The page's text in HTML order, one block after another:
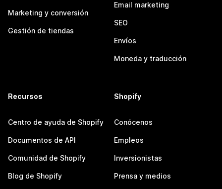
Marketing y conversión
Gestión de tiendas
Email marketing
SEO
Envíos
Moneda y traducción
Recursos
Centro de ayuda de Shopify
Documentos de API
Comunidad de Shopify
Blog de Shopify
Shopify
Conócenos
Empleos
Inversionistas
Prensa y medios